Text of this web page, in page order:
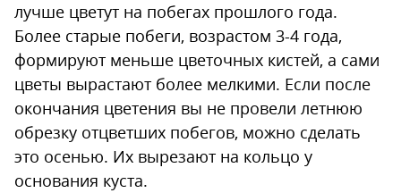
лучше цветут на побегах прошлого года.
Более старые побеги, возрастом 3-4 года,
формируют меньше цветочных кистей, а сами
цветы вырастают более мелкими. Если после
окончания цветения вы не провели летнюю
обрезку отцветших побегов, можно сделать
это осенью. Их вырезают на кольцо у
основания куста.